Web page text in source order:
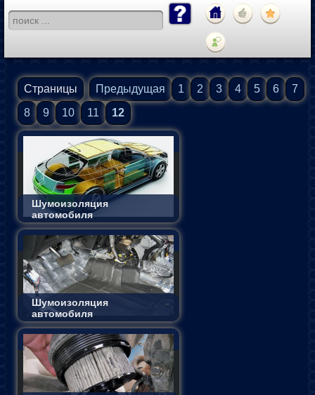
Страницы Предыдущая 1 2 3 4 5 6
7
8
9 10 11 12
Шумоизоляция
автомобиля
Шумоизоляция
автомобиля